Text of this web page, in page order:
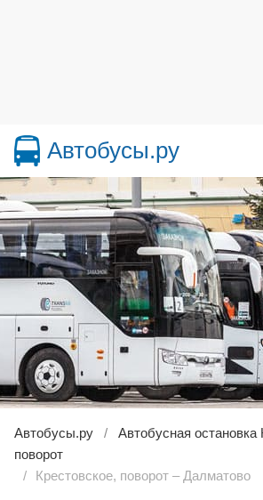
Автобусы.ру
Автобусы.ру
Автобусная остановка
поворот
Крестовское, поворот – Далматово